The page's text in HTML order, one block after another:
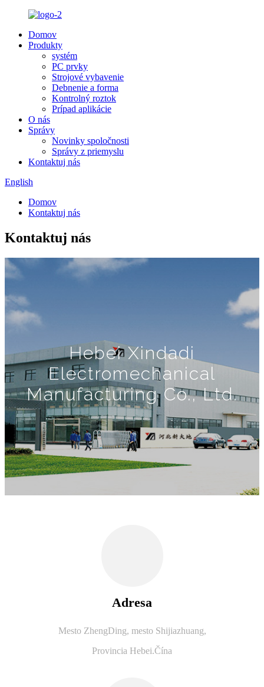
Domov
Produkty
systém
PC prvky
Strojové vybavenie
Debnenie a forma
Kontrolný roztok
Prípad aplikácie
O nás
Správy
Novinky spoločnosti
Správy z priemyslu
Kontaktuj nás
English
Domov
Kontaktuj nás
Kontaktuj nás
Hebei Xindadi
Electromechanical
Manufacturing Co., Ltd.
Adresa
Mesto ZhengDing, mesto Shijiazhuang,
Provincia Hebei.Čína